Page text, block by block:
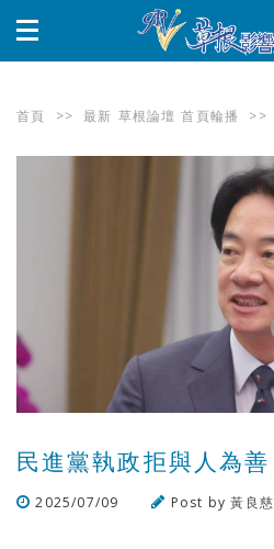
首頁 >> 最新 草根論壇 首頁輪播 >>
民進黨執政拒與人為善
2025/07/09 Post by黃良慈